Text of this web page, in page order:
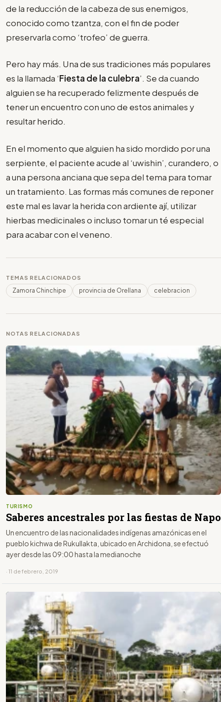
de la reducción de la cabeza de sus enemigos,
conocido como tzantza, con el fin de poder
preservarla como ‘trofeo’ de guerra.
Pero hay más. Una de sus tradiciones más populares
es la llamada ‘Fiesta de la culebra’. Se da cuando
alguien se ha recuperado felizmente después de
tener un encuentro con uno de estos animales y
resultar herido.
En el momento que alguien ha sido mordido por una
serpiente, el paciente acude al ‘uwishin’, curandero, o
a una persona anciana que sepa del tema para tomar
un tratamiento. Las formas más comunes de reponer
este mal es lavar la herida con ardiente ají, utilizar
hierbas medicinales o incluso tomar un té especial
para acabar con el veneno.
TEMAS RELACIONADOS
Zamora Chinchipe provincia de Orellana celebracion
NOTAS RELACIONADAS
TURISMO
Saberes ancestrales por las fiestas de Napo
Un encuentro de las nacionalidades indígenas amazónicas en el
pueblo kichwa de Rukullakta, ubicado en Archidona, se efectuó
ayer desde las 09:00 hasta la medianoche
· 11 de febrero, 2019